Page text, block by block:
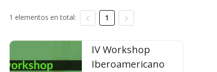
1 elementos en total: 1
IV Workshop
Iberoamericano